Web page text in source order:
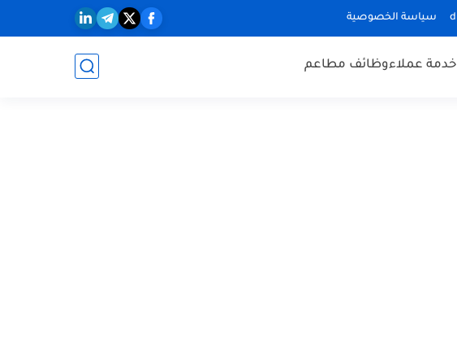
سياسة الخصوصية
خدمة عملاءوظائف مطاعم